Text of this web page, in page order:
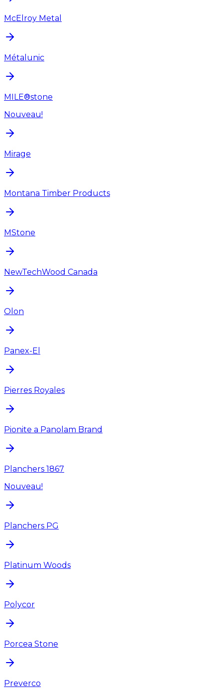
McElroy Metal
Métalunic
MILE®stone
Nouveau!
Mirage
Montana Timber Products
MStone
NewTechWood Canada
Olon
Panex-El
Pierres Royales
Pionite a Panolam Brand
Planchers 1867
Nouveau!
Planchers PG
Platinum Woods
Polycor
Porcea Stone
Preverco